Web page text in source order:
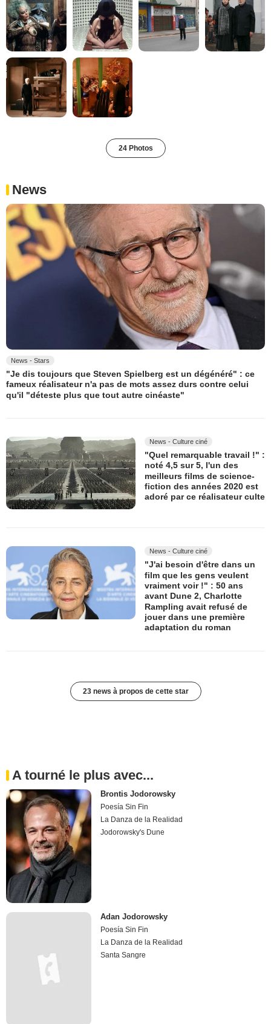
24 Photos
News
News - Stars
"Je dis toujours que Steven Spielberg est un dégénéré" : ce
fameux réalisateur n'a pas de mots assez durs contre celui
qu'il "déteste plus que tout autre cinéaste"
News - Culture ciné
"Quel remarquable travail !" :
noté 4,5 sur 5, l'un des
meilleurs films de science-
fiction des années 2020 est
adoré par ce réalisateur culte
News - Culture ciné
"J'ai besoin d'être dans un
film que les gens veulent
vraiment voir !" : 50 ans
avant Dune 2, Charlotte
Rampling avait refusé de
jouer dans une première
adaptation du roman
23 news à propos de cette star
A tourné le plus avec...
Brontis Jodorowsky
Poesía Sin Fin
La Danza de la Realidad
Jodorowsky's Dune
Adan Jodorowsky
Poesía Sin Fin
La Danza de la Realidad
Santa Sangre